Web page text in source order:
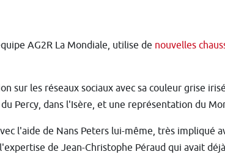
AG2R La Mondiale, utilise de nouvelles
sur les réseaux sociaux avec sa couleur grise
Percy, dans l'Isère, et une représentation du
l'aide de Nans Peters lui-même, très impliqué
de Jean-Christophe Péraud qui avait